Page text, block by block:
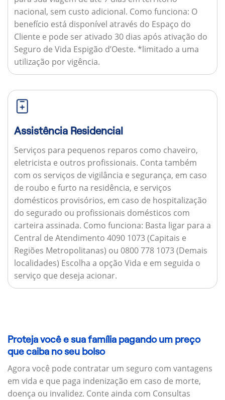
nacional, sem custo adicional. Como funciona: O
benefício está disponível através do Espaço do
Cliente e pode ser ativado 30 dias após ativação do
Seguro de Vida Espigão d’Oeste. *limitado a uma
utilização por vigência.
Assistência Residencial
Serviços para pequenos reparos como chaveiro,
eletricista e outros profissionais. Conta também
com os serviços de vigilância e segurança, em caso
de roubo e furto na residência, e serviços
domésticos provisórios, em caso de hospitalização
do segurado ou profissionais domésticos com
carteira assinada. Como funciona: Basta ligar para a
Central de Atendimento 4090 1073 (Capitais e
Regiões Metropolitanas) ou 0800 778 1073 (Demais
localidades) Escolha a opção Vida e em seguida o
serviço que deseja acionar.
Proteja você e sua família pagando um preço
que caiba no seu bolso
Agora você pode contratar um seguro com vantagens
em vida e que paga indenização em caso de morte,
doença ou invalidez. Conte ainda com Consultas